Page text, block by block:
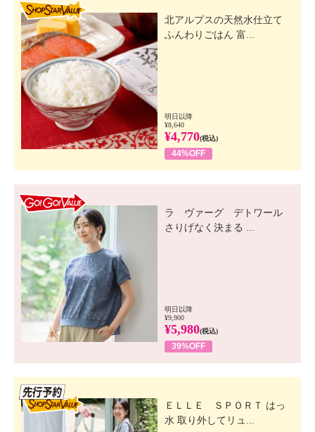
北アルプスの天然水仕立て
ふんわりごはん 富...
明日以降
¥8,640
¥4,770(税込)
44%OFF
ラ ヴァーグ デトワール
さりげなく決まる ...
明日以降
¥9,900
¥5,980(税込)
39%OFF
ＥＬＬＥ ＳＰＯＲＴ はっ
水 取り外してリュ...